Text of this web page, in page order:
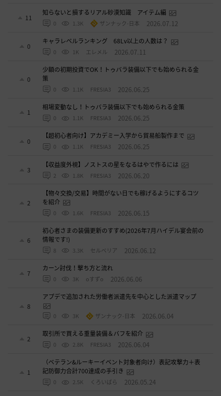
11
知らないと損するリアル砂漠知識 アイテム編
0 1.3K ザンナック-日本 2026.07.12
0
キャラレベルランキング 68Lv以上の人数は？
0 1K エレメル 2026.07.11
0
少額の初期投資でOK！トゥバラ装備以下でも始められる金
策
0 1.1K FRESIA3 2026.06.25
1
相場変動なし！トゥバラ装備以下でも始められる金策
0 1.1K FRESIA3 2026.06.25
0
【超初心者向け】アカデミー入学から貿易船製作まで
0 1.1K FRESIA3 2026.06.25
3
【収益度外視】ノストスの星をなるはやで作るには
2 1.8K FRESIA3 2026.06.20
2
【物々交換/交易】時間がない日でも稼げるようにするコツ
を紹介
0 1.6K FRESIA3 2026.06.15
6
初心者さまの装備更新のすすめ(2026年7月ハイデル宴会前の
情報です!)
8 3.3K セルベリア 2026.06.12
7
カーン討伐！撃ち方と流れ
0 3K oすずo 2026.06.06
8
アプデで追加された労働者派遣先を中心とした派遣マップ
0 3K ザンナック-日本 2026.06.04
2
取引所で買える重量装備＆バフを紹介
0 2.8K FRESIA3 2026.06.04
1
（ベテラン&ルーキーイベント対象者向け）表記攻撃力＋表
記防御力合計700達成の手引き
0 2.5K くろいばら 2026.05.24